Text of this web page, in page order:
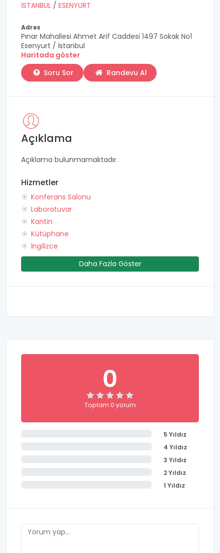
İSTANBUL / ESENYURT
Adres
Pınar Mahallesi Ahmet Arif Caddesi 1497 Sokak No1
Esenyurt / İstanbul
Haritada göster
Soru Sor
Randevu Al
Açıklama
Açıklama bulunmamaktadır.
Hizmetler
Konferans Salonu
Laboratuvar
Kantin
Kütüphane
İngilizce
Daha Fazla Göster
0
Toplam 0 yorum
5 Yıldız
4 Yıldız
3 Yıldız
2 Yıldız
1 Yıldız